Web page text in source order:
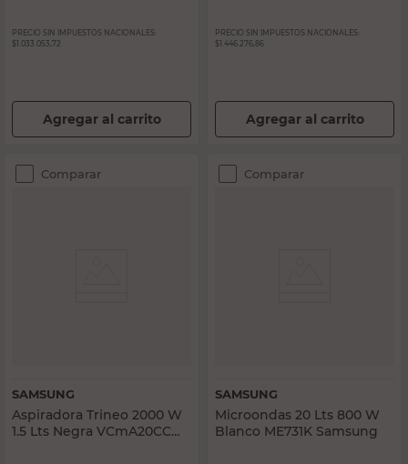
PRECIO SIN IMPUESTOS NACIONALES:
$1.033.053,72
Agregar al carrito
PRECIO SIN IMPUESTOS NACIONALES:
$1.446.276,86
Agregar al carrito
Comparar
SAMSUNG
Aspiradora Trineo 2000 W
1.5 Lts Negra VCmA20CC
Comparar
SAMSUNG
Microondas 20 Lts 800 W
Blanco ME731K Samsung